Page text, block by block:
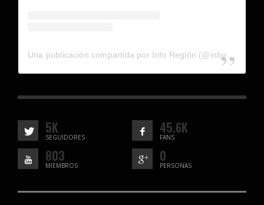
5K
SEGUIDORES
45.6K
FANS
803
MIEMBROS
0
PERSONAS